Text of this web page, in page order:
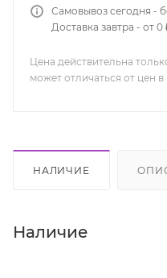
Самовывоз сегодня -
Доставка завтра - от 0
Цена действительна
может отличаться от цен
НАЛИЧИЕ
Наличие